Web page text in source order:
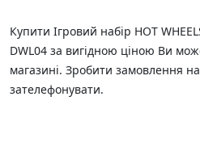
Купити Ігровий набір HOT
DWL04 за вигідною ціною Ви
магазині. Зробити замовлення
зателефонувати.